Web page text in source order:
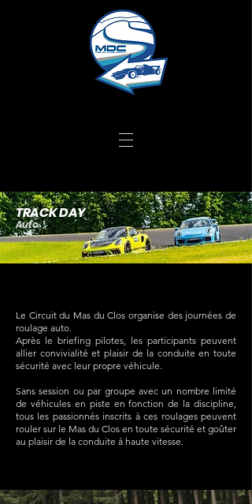
TRACK DAY
Auto
Le Circuit du Mas du Clos organise des journées de
roulage auto.
Après le briefing pilotes, les participants peuvent
allier convivialité et plaisir de la conduite en toute
sécurité avec leur propre véhicule.
Sans session ou par groupe avec un nombre limité
de véhicules en piste en fonction de la discipline,
tous les passionnés inscrits à ces roulages peuvent
rouler sur le Mas du Clos en toute sécurité et goûter
au plaisir de la conduite à haute vitesse.